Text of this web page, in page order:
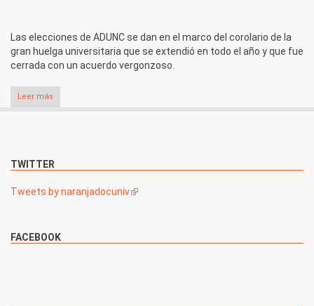
Las elecciones de ADUNC se dan en el marco del corolario de la
gran huelga universitaria que se extendió en todo el año y que fue
cerrada con un acuerdo vergonzoso.
Leer más
TWITTER
Tweets by naranjadocuniv(link is external)
FACEBOOK